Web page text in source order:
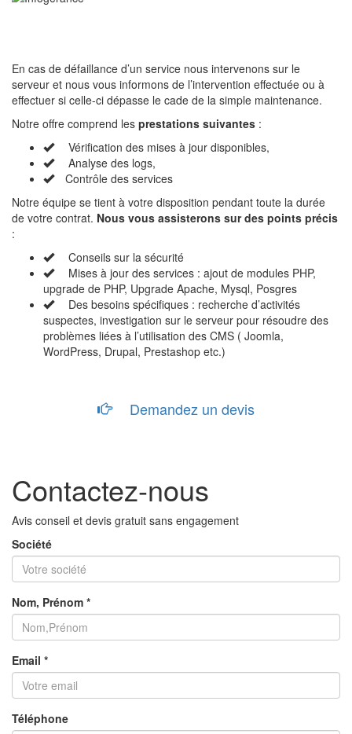
En cas de défaillance d’un service nous intervenons sur le
serveur et nous vous informons de l’intervention effectuée ou à
effectuer si celle-ci dépasse le cade de la simple maintenance.
Notre offre comprend les prestations suivantes :
Vérification des mises à jour disponibles,
Analyse des logs,
Contrôle des services
Notre équipe se tient à votre disposition pendant toute la durée
de votre contrat. Nous vous assisterons sur des points précis
:
Conseils sur la sécurité
Mises à jour des services : ajout de modules PHP,
upgrade de PHP, Upgrade Apache, Mysql, Posgres
Des besoins spécifiques : recherche d’activités
suspectes, investigation sur le serveur pour résoudre des
problèmes liées à l’utilisation des CMS ( Joomla,
WordPress, Drupal, Prestashop etc.)
Demandez un devis
Contactez-nous
Avis conseil et devis gratuit sans engagement
Société
Nom, Prénom *
Email *
Téléphone